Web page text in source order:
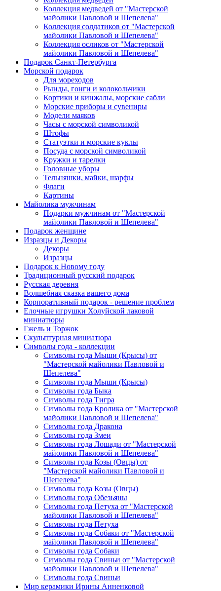
Коллекция медведей от "Мастерской
майолики Павловой и Шепелева"
Коллекция солдатиков от "Мастерской
майолики Павловой и Шепелева"
Коллекция осликов от "Мастерской
майолики Павловой и Шепелева"
Подарок Санкт-Петербурга
Морской подарок
Для мореходов
Рынды, гонги и колокольчики
Кортики и кинжалы, морские сабли
Морские приборы и сувениры
Модели маяков
Часы с морской символикой
Штофы
Статуэтки и морские куклы
Посуда с морской символикой
Кружки и тарелки
Головные уборы
Тельняшки, майки, шарфы
Флаги
Картины
Майолика мужчинам
Подарки мужчинам от "Мастерской
майолики Павловой и Шепелева"
Подарок женщине
Изразцы и Декоры
Декоры
Изразцы
Подарок к Новому году
Традиционный русский подарок
Русская деревня
Волшебная сказка вашего дома
Корпоративный подарок - решение проблем
Елочные игрушки Холуйской лаковой
миниатюры
Гжель и Торжок
Скульптурная миниатюра
Символы года - коллекции
Символы года Мыши (Крысы) от
"Мастерской майолики Павловой и
Шепелева"
Символы года Мыши (Крысы)
Символы года Быка
Символы года Тигра
Символы года Кролика от "Мастерской
майолики Павловой и Шепелева"
Символы года Дракона
Символы года Змеи
Символы года Лошади от "Мастерской
майолики Павловой и Шепелева"
Символы года Козы (Овцы) от
"Мастерской майолики Павловой и
Шепелева"
Символы года Козы (Овцы)
Символы года Обезьяны
Символы года Петуха от "Мастерской
майолики Павловой и Шепелева"
Символы года Петуха
Символы года Собаки от "Мастерской
майолики Павловой и Шепелева"
Символы года Собаки
Символы года Свиньи от "Мастерской
майолики Павловой и Шепелева"
Символы года Свиньи
Мир керамики Ирины Анненковой